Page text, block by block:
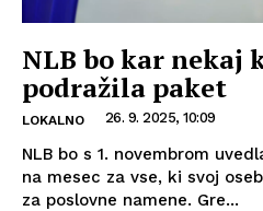
NLB bo kar nekaj
podražila paket
LOKALNO 26. 9. 2025, 10:09
NLB bo s 1. novembrom
na mesec za vse, ki svoj
za poslovne namene. Gre...